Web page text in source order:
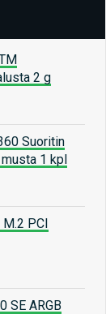
2 g
Suoritin
1 kpl
PCI
SE ARGB